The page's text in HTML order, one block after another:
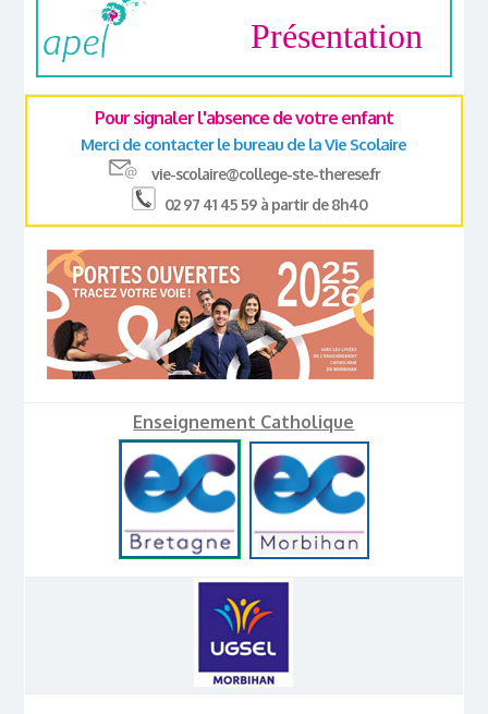
Présentation
Pour signaler l'absence de votre enfant
Merci de contacter le bureau de la Vie Scolaire
vie-scolaire@college-ste-therese.fr
02 97 41 45 59 à partir de 8h40
Enseignement Catholique